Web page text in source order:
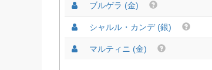
ブルゲラ (金)
シャルル・カンデ (銀)
マルティニ (金)